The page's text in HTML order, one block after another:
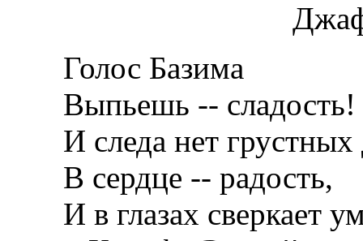
Голос Базима
Выпьешь -- сладость!
И следа нет
В сердце -- радость,
И в глазах сверкает